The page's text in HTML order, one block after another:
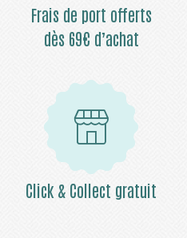
Frais de port offerts
dès 69€ d’achat
Click & Collect gratuit